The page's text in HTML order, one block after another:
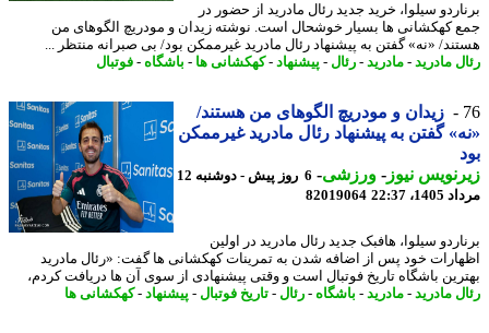
سیلوا، خرید جدید رئال مادرید از حضور در
کهکشانی ها بسیار خوشحال است. نوشته زیدان و مودریچ الگوهای من
«نه» گفتن به پیشنهاد رئال مادرید غیرممکن بود/ بی صبرانه منتظر ...
مادرید- مادرید- رئال -پیشنهاد-کهکشانی ها- باشگاه-فوتبال
زیدان و مودریچ الگوهای من هستند/
گفتن به پیشنهاد رئال مادرید غیرممکن
نیوز-ورزشی-
6 روز پیش - دوشنبه 12
22:37
82019064
سیلوا، هافبک جدید رئال مادرید در اولین
خود پس از اضافه شدن به تمرینات کهکشانی ها گفت: «رئال مادرید
باشگاه تاریخ فوتبال است و وقتی پیشنهادی از سوی آن ها دریافت کردم،
مادرید- مادرید- باشگاه-رئال -تاریخ فوتبال-پیشنهاد-کهکشانی ها